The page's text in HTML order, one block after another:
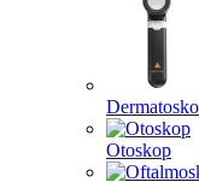
Otoskop